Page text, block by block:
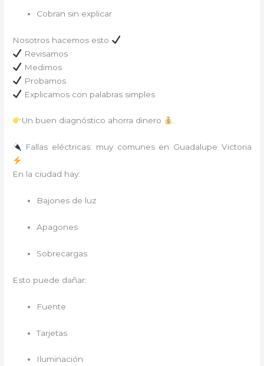
Cobran sin explicar
Nosotros hacemos esto
Revisamos
Medimos
Probamos
Explicamos con palabras simples
Un buen diagnóstico ahorra dinero .
Fallas eléctricas: muy comunes en Guadalupe Victoria
En la ciudad hay:
Bajones de luz
Apagones
Sobrecargas
Esto puede dañar:
Fuente
Tarjetas
Iluminación